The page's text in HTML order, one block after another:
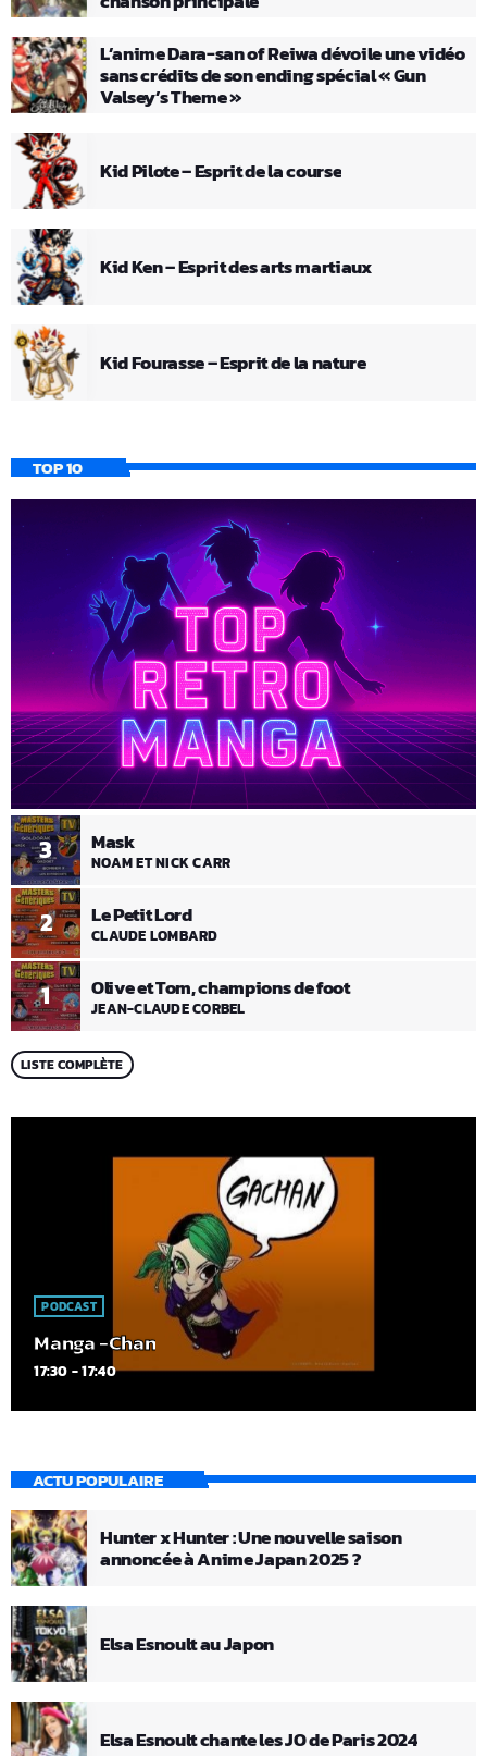
L’anime Dara-san of Reiwa dévoile une vidéo
sans crédits de son ending spécial « Gun
Valsey’s Theme »
Kid Pilote – Esprit de la course
Kid Ken – Esprit des arts martiaux
Kid Fourasse – Esprit de la nature
TOP 10
1 Olive et Tom, champions de foot
JEAN-CLAUDE CORBEL
2 Le Petit Lord
CLAUDE LOMBARD
3 Mask
NOAM ET NICK CARR
LISTE COMPLÈTE
PODCAST
Manga -Chan
17:30 - 17:40
ACTU POPULAIRE
Hunter x Hunter : Une nouvelle saison
annoncée à Anime Japan 2025 ?
Elsa Esnoult au Japon
Elsa Esnoult chante les JO de Paris 2024